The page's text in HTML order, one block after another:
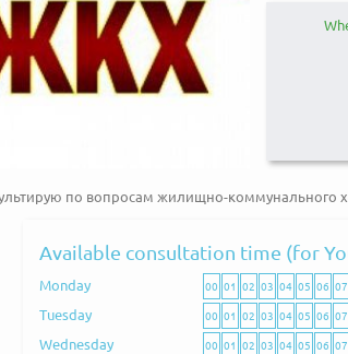
по вопросам жилищно-коммунального
Available consultation time (for
Monday 00 01 02 03 04 05 06 07
Tuesday 00 01 02 03 04 05 06 07
Wednesday 00 01 02 03 04 05 06 07